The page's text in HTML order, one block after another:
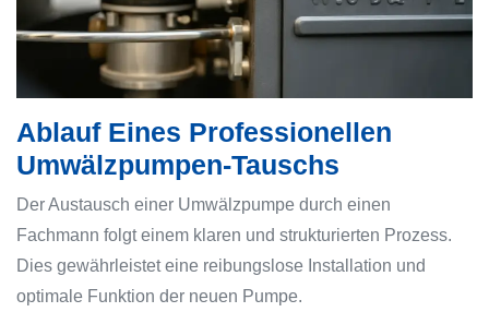
Ablauf Eines Professionellen
Umwälzpumpen-Tauschs
Der Austausch einer Umwälzpumpe durch einen
Fachmann folgt einem klaren und strukturierten Prozess.
Dies gewährleistet eine reibungslose Installation und
optimale Funktion der neuen Pumpe.